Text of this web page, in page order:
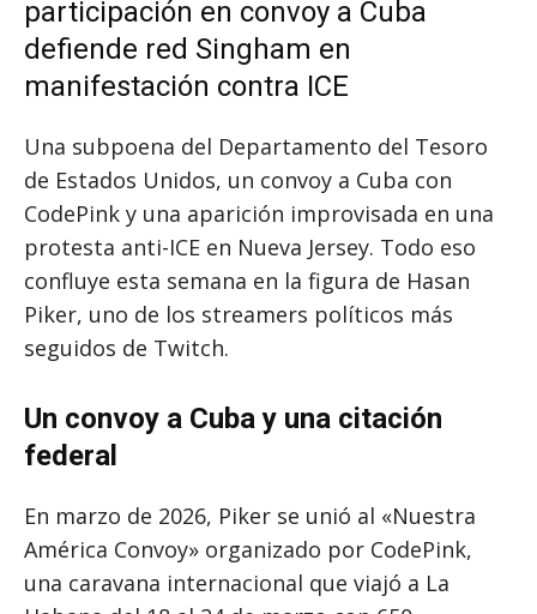
participación en convoy a Cuba
defiende red Singham en
manifestación contra ICE
Una subpoena del Departamento del Tesoro
de Estados Unidos, un convoy a Cuba con
CodePink y una aparición improvisada en una
protesta anti-ICE en Nueva Jersey. Todo eso
confluye esta semana en la figura de Hasan
Piker, uno de los streamers políticos más
seguidos de Twitch.
Un convoy a Cuba y una citación
federal
En marzo de 2026, Piker se unió al «Nuestra
América Convoy» organizado por CodePink,
una caravana internacional que viajó a La